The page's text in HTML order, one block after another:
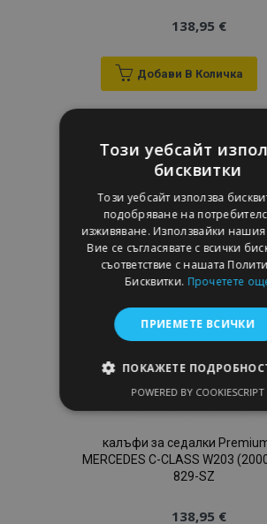
138,95 €
Добави В Количка
калъфи за седалки
MERCEDES C-CLASS W203
829-SZ
138,95 €
Този уебсайт
бисквитки
Този уебсайт използва
подобряване на
изживяване. Използвайки нашия
Вие се съгласявате с всички
съответствие с нашата
Бисквитки. Прочетете
ПРИЕМЕТЕ ВСИЧКИ
ПОКАЖЕТЕ
ЕФЕКТИВНОСТ
ТАРГЕТИРАНЕ
POWERED BY COOKIESCRIPT